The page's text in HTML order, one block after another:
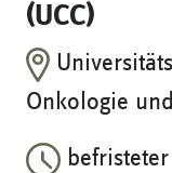
(UCC)
Onkologie